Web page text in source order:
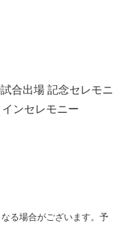
合出場 記念セレモニ
ンセレモニー
る場合がございます。予